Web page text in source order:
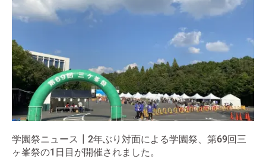
学園祭ニュース┃2年ぶり対面による学園祭、第69回三
ヶ峯祭の1日目が開催されました。